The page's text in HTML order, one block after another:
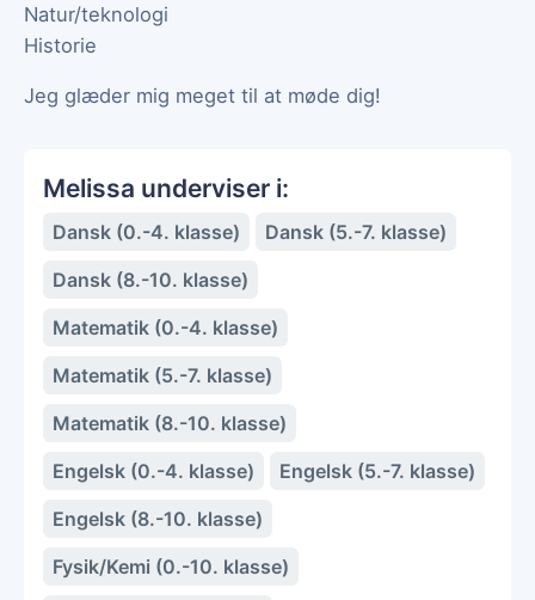
Natur/teknologi
Historie
Jeg glæder mig meget til at møde dig!
Melissa underviser i:
Dansk (0.-4. klasse)
Dansk (5.-7. klasse)
Dansk (8.-10. klasse)
Matematik (0.-4. klasse)
Matematik (5.-7. klasse)
Matematik (8.-10. klasse)
Engelsk (0.-4. klasse)
Engelsk (5.-7. klasse)
Engelsk (8.-10. klasse)
Fysik/Kemi (0.-10. klasse)